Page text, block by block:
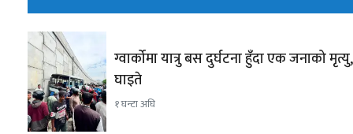
ग्वार्कोमा यात्रु बस दुर्घटना हुँदा एक जनाको
घाइते
१ घन्टा अघि